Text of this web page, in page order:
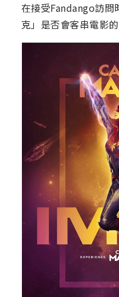
在接受Fandango訪問
克」是否會客串電影